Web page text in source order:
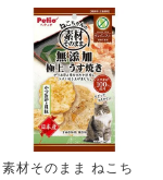
素材そのまま ねこち